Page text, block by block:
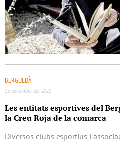
BERGUEDÀ
13 novembre del 2020
Les entitats esportives del
la Creu Roja de la comarca
Diversos clubs esportius i